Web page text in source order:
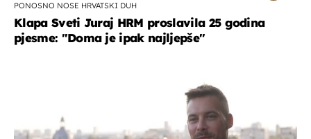
PONOSNO NOSE HRVATSKI DUH
Klapa Sveti Juraj HRM proslavila 25 godina
pjesme: "Doma je ipak najljepše"